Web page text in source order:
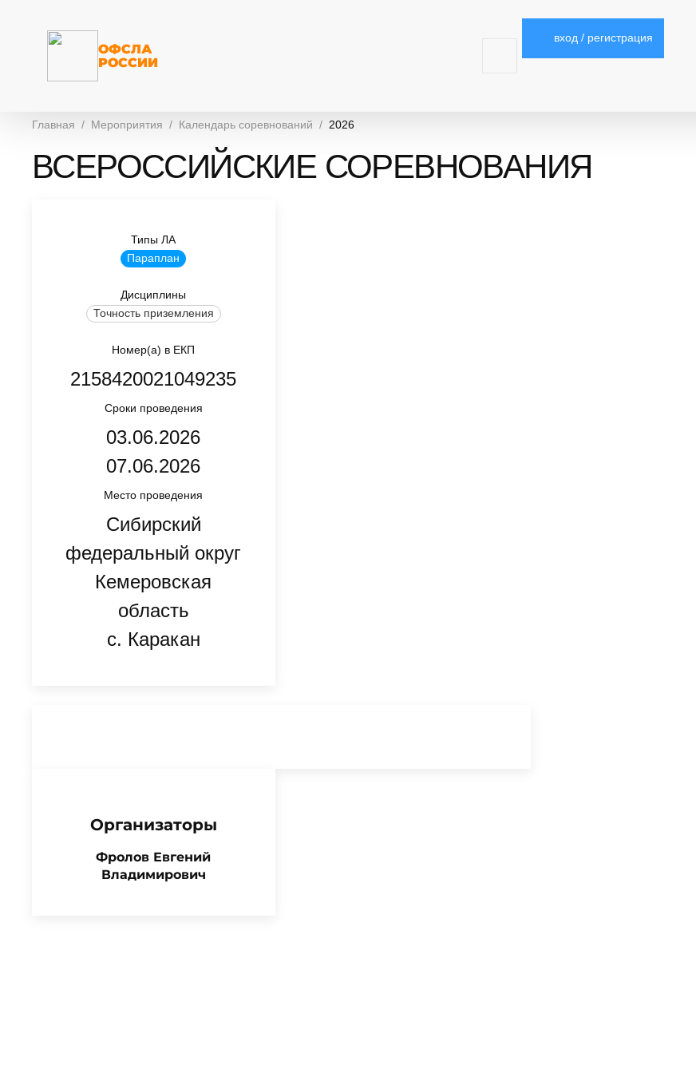
ОФСЛА
РОССИИ
вход / регистрация
Главная Мероприятия Календарь соревнований 2026
ВСЕРОССИЙСКИЕ СОРЕВНОВАНИЯ
Типы ЛА
Параплан
Дисциплины
Точность приземления
Номер(а) в ЕКП
2158420021049235
Сроки проведения
03.06.2026
07.06.2026
Место проведения
Сибирский
федеральный округ
Кемеровская
область
с. Каракан
Организаторы
Фролов Евгений
Владимирович